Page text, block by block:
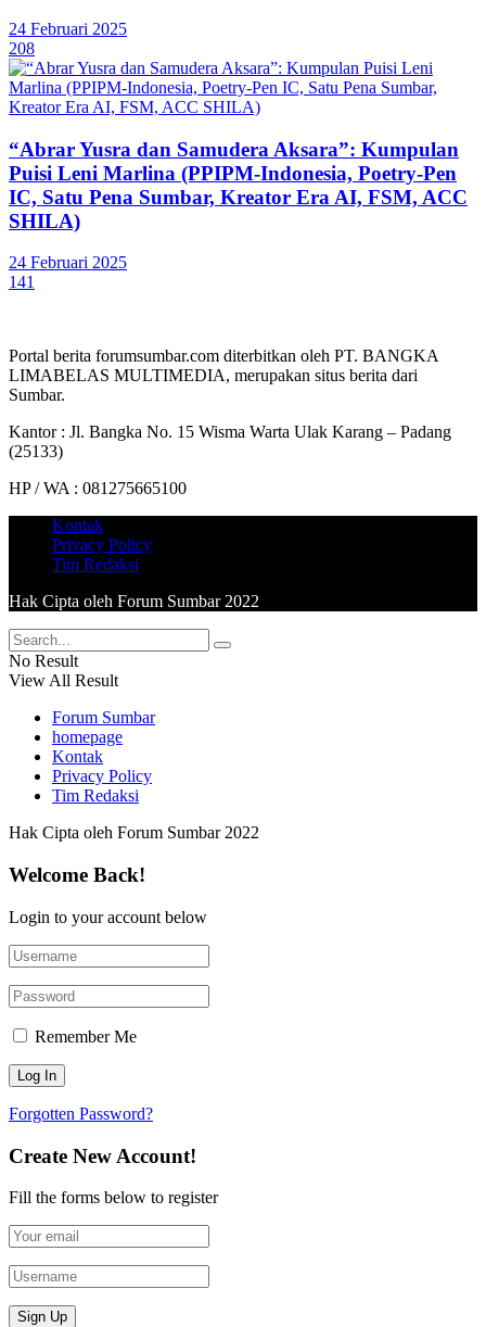
24 Februari 2025
208
“Abrar Yusra dan Samudera Aksara”: Kumpulan
Puisi Leni Marlina (PPIPM-Indonesia, Poetry-Pen
IC, Satu Pena Sumbar, Kreator Era AI, FSM, ACC
SHILA)
24 Februari 2025
141
Portal berita forumsumbar.com diterbitkan oleh PT. BANGKA
LIMABELAS MULTIMEDIA, merupakan situs berita dari
Sumbar.
Kantor : Jl. Bangka No. 15 Wisma Warta Ulak Karang – Padang
(25133)
HP / WA : 081275665100
Kontak
Privacy Policy
Tim Redaksi
Hak Cipta oleh Forum Sumbar 2022
No Result
View All Result
Forum Sumbar
homepage
Kontak
Privacy Policy
Tim Redaksi
Hak Cipta oleh Forum Sumbar 2022
Welcome Back!
Login to your account below
Remember Me
Forgotten Password?
Create New Account!
Fill the forms below to register